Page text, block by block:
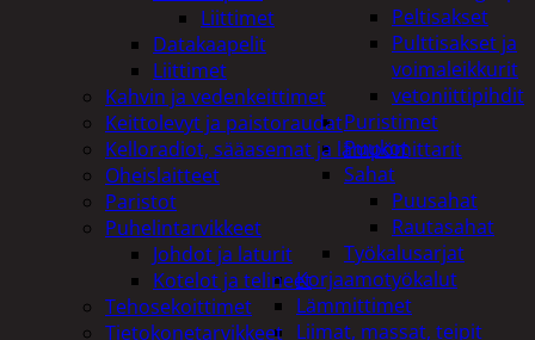
Peltisakset
Pulttisakset ja
voimaleikkurit
vetoniittipihdit
Puristimet
Puukot
Sahat
Puusahat
Rautasahat
Työkalusarjat
Korjaamotyökalut
Lämmittimet
Liimat, massat, teipit
Liittimet
Datakaapelit
Liittimet
Kahvin ja vedenkeittimet
Keittolevyt ja paistoraudat
Kelloradiot, sääasemat ja lämpömittarit
Oheislaitteet
Paristot
Puhelintarvikkeet
Johdot ja laturit
Kotelot ja telineet
Tehosekoittimet
Tietokonetarvikkeet